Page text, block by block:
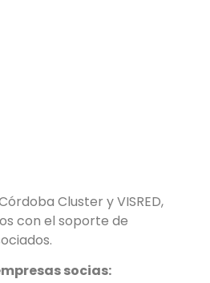
Cluster y VISRED,
con el soporte de
socias: